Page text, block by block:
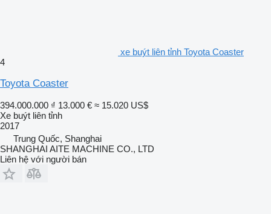
xe buýt liên tỉnh Toyota Coaster
4
Toyota Coaster
394.000.000 ₫ 13.000 € ≈ 15.020 US$
Xe buýt liên tỉnh
2017
Trung Quốc, Shanghai
SHANGHAI AITE MACHINE CO., LTD
Liên hệ với người bán